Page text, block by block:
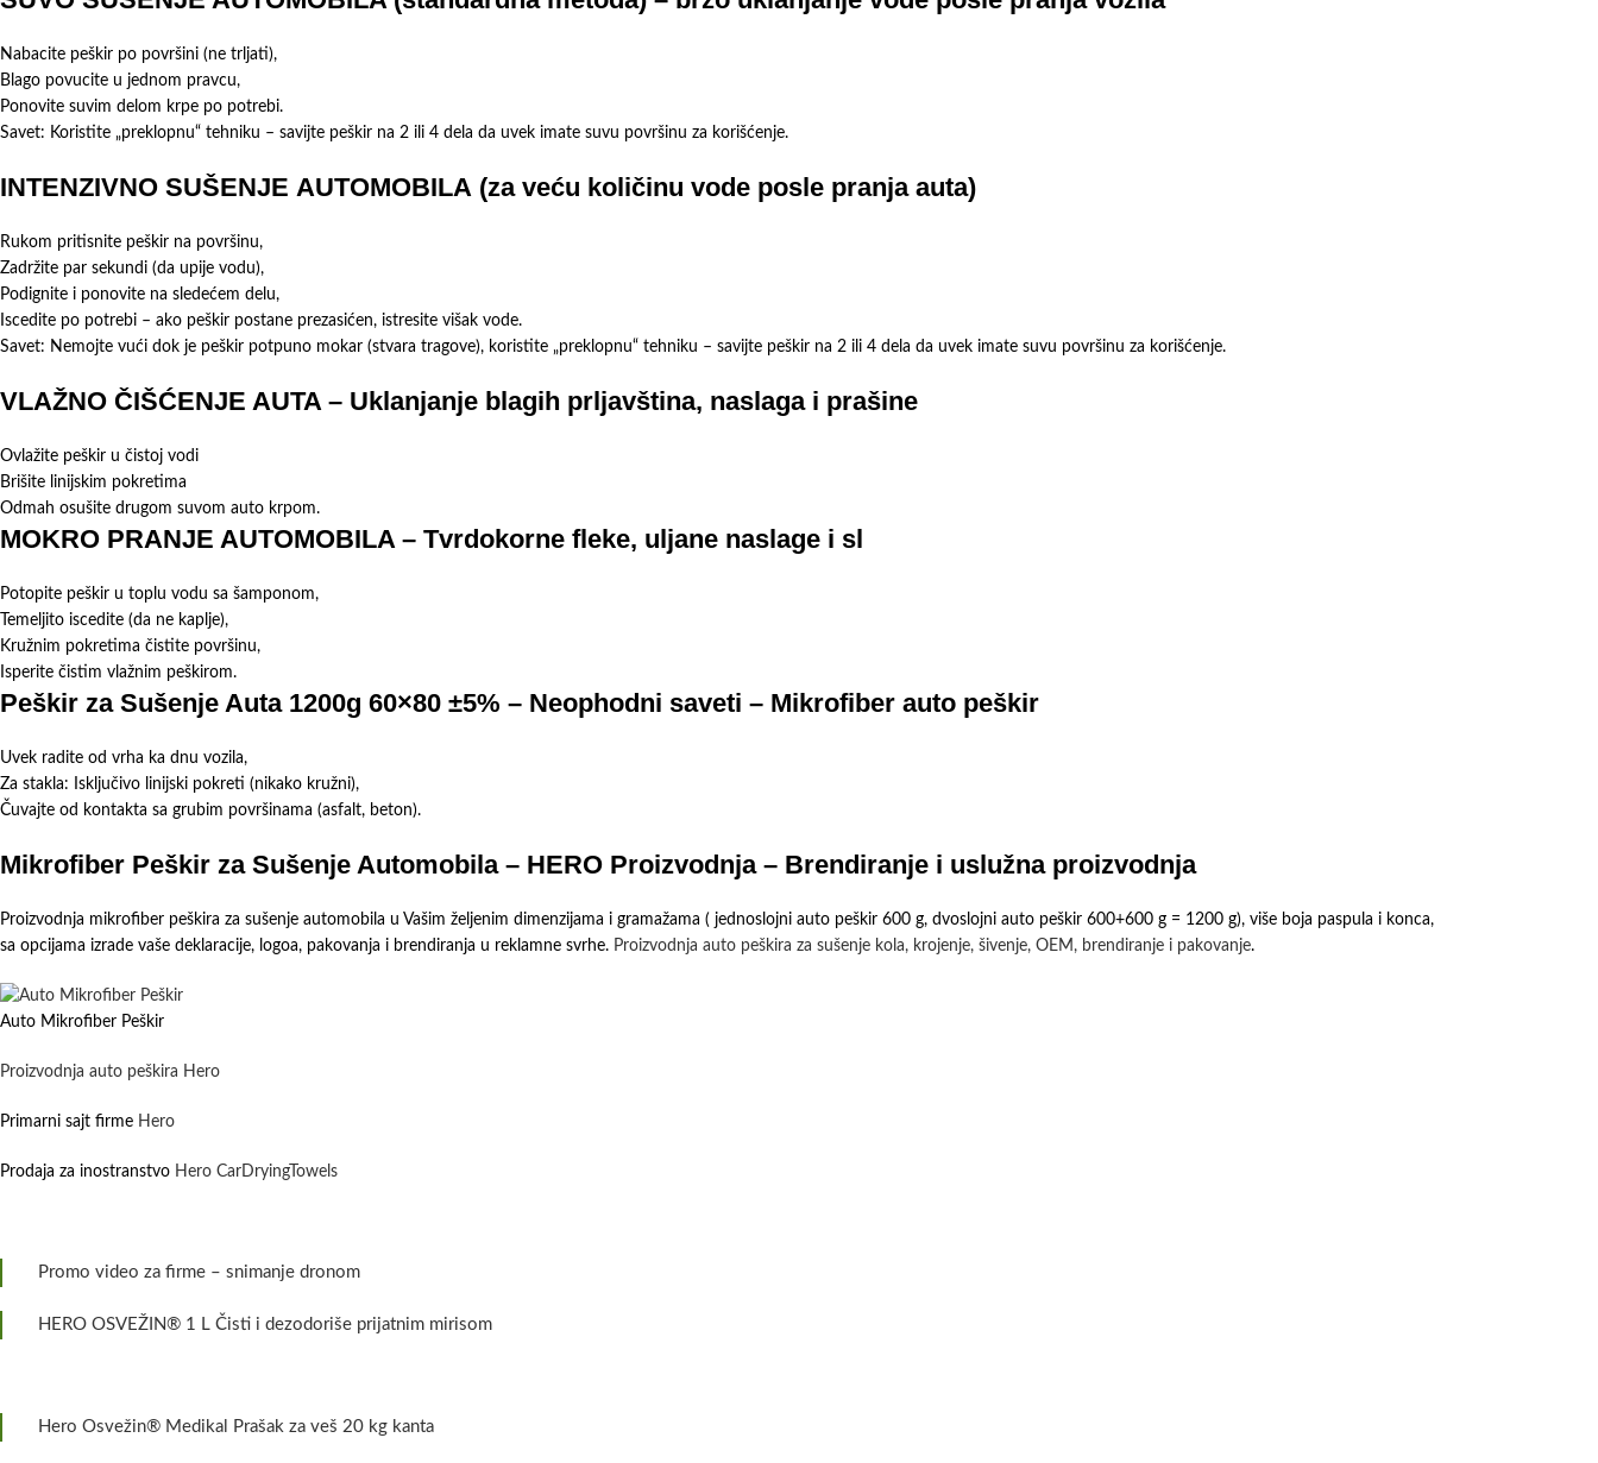
Nabacite peškir po površini (ne trljati),
Blago povucite u jednom pravcu,
Ponovite suvim delom krpe po potrebi.
Savet: Koristite „preklopnu“ tehniku – savijte peškir na 2 ili 4 dela da uvek imate suvu površinu za korišćenje.
INTENZIVNO SUŠENJE AUTOMOBILA (za veću količinu vode posle pranja auta)
Rukom pritisnite peškir na površinu,
Zadržite par sekundi (da upije vodu),
Podignite i ponovite na sledećem delu,
Iscedite po potrebi – ako peškir postane prezasićen, istresite višak vode.
Savet: Nemojte vući dok je peškir potpuno mokar (stvara tragove), koristite „preklopnu“ tehniku – savijte peškir na 2 ili 4 dela da uvek imate suvu površinu za korišćenje.
VLAŽNO ČIŠĆENJE AUTA – Uklanjanje blagih prljavština, naslaga i prašine
Ovlažite peškir u čistoj vodi
Brišite linijskim pokretima
Odmah osušite drugom suvom auto krpom.
MOKRO PRANJE AUTOMOBILA – Tvrdokorne fleke, uljane naslage i sl
Potopite peškir u toplu vodu sa šamponom,
Temeljito iscedite (da ne kaplje),
Kružnim pokretima čistite površinu,
Isperite čistim vlažnim peškirom.
Peškir za Sušenje Auta 1200g 60×80 ±5% – Neophodni saveti – Mikrofiber auto peškir
Uvek radite od vrha ka dnu vozila,
Za stakla: Isključivo linijski pokreti (nikako kružni),
Čuvajte od kontakta sa grubim površinama (asfalt, beton).
Mikrofiber Peškir za Sušenje Automobila – HERO Proizvodnja – Brendiranje i uslužna proizvodnja
Proizvodnja mikrofiber peškira za sušenje automobila u Vašim željenim dimenzijama i gramažama ( jednoslojni auto peškir 600 g, dvoslojni auto peškir 600+600 g = 1200 g), više boja paspula i konca,
sa opcijama izrade vaše deklaracije, logoa, pakovanja i brendiranja u reklamne svrhe. Proizvodnja auto peškira za sušenje kola, krojenje, šivenje, OEM, brendiranje i pakovanje.
Auto Mikrofiber Peškir
Proizvodnja auto peškira Hero
Primarni sajt firme Hero
Prodaja za inostranstvo Hero CarDryingTowels
Promo video za firme – snimanje dronom
HERO OSVEŽIN® 1 L Čisti i dezodoriše prijatnim mirisom
Hero Osvežin® Medikal Prašak za veš 20 kg kanta